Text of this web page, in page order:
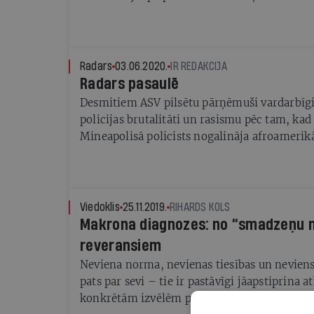
vakcīnu devu. Industriāli attīstītāko valstu
skrupulozi izpētīt Covid-19 izcelsmi Ķīnā.
Radars 03.06.2020. IR REDAKCIJA
Radars pasaulē
Desmitiem ASV pilsētu pārņēmuši
policijas brutalitāti un rasismu pēc tam, kad
Mineapolisā policists nogalināja
ka Floida nāve ir slepkavība, veicot «kakla
Nacionālās gvardes 16 000 karavīru
ASV štatos un Vašingtonā, kur naktī
Baltā nama un aizdedzināja tuvumā esošo
Savukārt Mineapolisā, Atlantā un Sietlā
grautiņos, kuros dedzināja mājas un
veikali. Ņujorkas mērs Bils de Blāzio
Viedoklis 25.11.2019. RIHARDS KOLS
Makrona diagnozes: no “smadzeņu
reveransiem
Neviena norma, nevienas tiesības un
pats par sevi – tie ir pastāvīgi jāapstiprina
konkrētām izvēlēm par savu rīcību, tā